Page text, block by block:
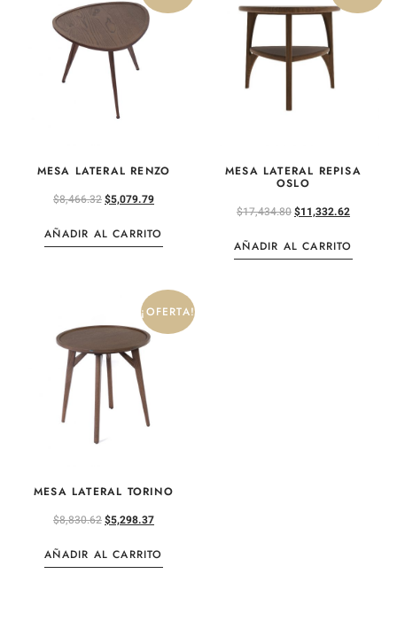
MESA LATERAL RENZO
$8,466.32$5,079.79
AÑADIR AL CARRITO
MESA LATERAL REPISA
OSLO
$17,434.80$11,332.62
AÑADIR AL CARRITO
¡OFERTA!
MESA LATERAL TORINO
$8,830.62$5,298.37
AÑADIR AL CARRITO